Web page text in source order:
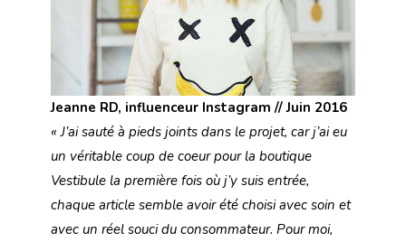
Jeanne RD, influenceur Instagram // Juin 2016
« J’ai sauté à pieds joints dans le projet, car j’ai eu
un véritable coup de coeur pour la boutique
Vestibule la première fois où j’y suis entrée,
chaque article semble avoir été choisi avec soin et
avec un réel souci du consommateur. Pour moi,